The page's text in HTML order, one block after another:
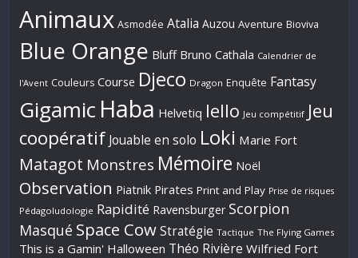
Animaux Asmodée Atalia Auzou Aventure Bioviva
Blue Orange Bluff Bruno Cathala Calendrier de
l'Avent Couleurs Course Djeco Dragon Enquête Fantasy
Gigamic Haba Helvetiq Iello Jeu compétitif Jeu
coopératif Jouable en solo Loki Marie Fort
Matagot Monstres Mémoire Noël
Observation Piatnik Pirates Print and Play Prise de risques
Pédagoludologie Rapidité Ravensburger Scorpion
Masqué Space Cow Stratégie Tactique The Flying Games
This is a Gamin' Halloween Théo Rivière Wilfried Fort